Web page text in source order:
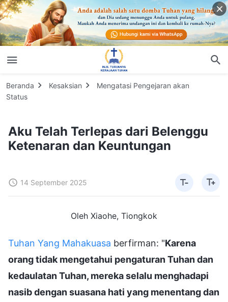
Beranda Kesaksian
Mengatasi Pengejaran akan
Status
Aku Telah Terlepas dari Belenggu
Ketenaran dan Keuntungan
14 September 2025
Oleh Xiaohe, Tiongkok
Tuhan Yang Mahakuasa berfirman: "Karena
orang tidak mengetahui pengaturan Tuhan dan
kedaulatan Tuhan, mereka selalu menghadapi
nasib dengan suasana hati yang menentang dan